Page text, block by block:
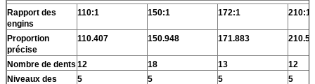
Rapport des
engins
110:1 150:1 172:1 210:1
Proportion
précise
110.407 150.948 171.883
Nombre de dents 12 18 13
12
Niveaux des
5 5 5 5